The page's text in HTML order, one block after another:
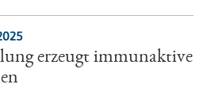
erzeugt immunaktive